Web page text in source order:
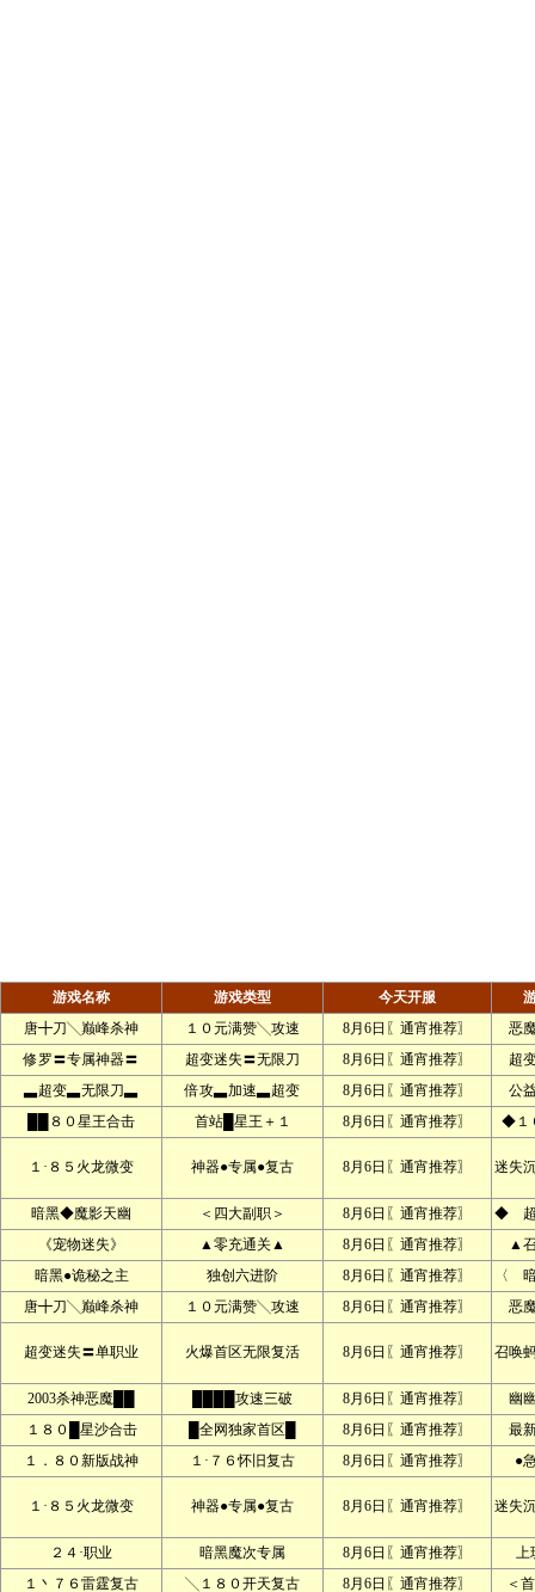
游戏名称 游戏类型 今天开服
唐╋刀╲巅峰杀神
１０元满赞╲攻速 8月6日〖通宵推荐〗
恶
修罗〓专属神器〓
超变迷失〓无限刀 8月6日〖通宵推荐〗
超
▃超变▃无限刀▃
倍攻▃加速▃超变 8月6日〖通宵推荐〗
公
██８０星王合击
首站█星王＋１ 8月6日〖通宵推荐〗 ◆１
１·８５火龙微变 神器●专属●复古 8月6日〖通宵推荐〗 迷失
暗黑◆魔影天幽 ＜四大副职＞ 8月6日〖通宵推荐〗
◆ 超
《宠物迷失》
▲零充通关▲ 8月6日〖通宵推荐〗
▲
暗黑●诡秘之主
独创六进阶 8月6日〖通宵推荐〗
〈
唐╋刀╲巅峰杀神
１０元满赞╲攻速 8月6日〖通宵推荐〗 恶
超变迷失〓单职业 火爆首区无限复活 8月6日〖通宵推荐〗 召唤
2003杀神恶魔██ ████攻速三破 8月6日〖通宵推荐〗
幽
１８０█星沙合击
█全网独家首区█ 8月6日〖通宵推荐〗
最
１．８０新版战神
１·７６怀旧复古 8月6日〖通宵推荐〗 ●
１·８５火龙微变 神器●专属●复古 8月6日〖通宵推荐〗 迷失
２４·职业 暗黑魔次专属 8月6日〖通宵推荐〗
上
１丶７６雷霆复古
╲１８０开天复古 8月6日〖通宵推荐〗 ＜